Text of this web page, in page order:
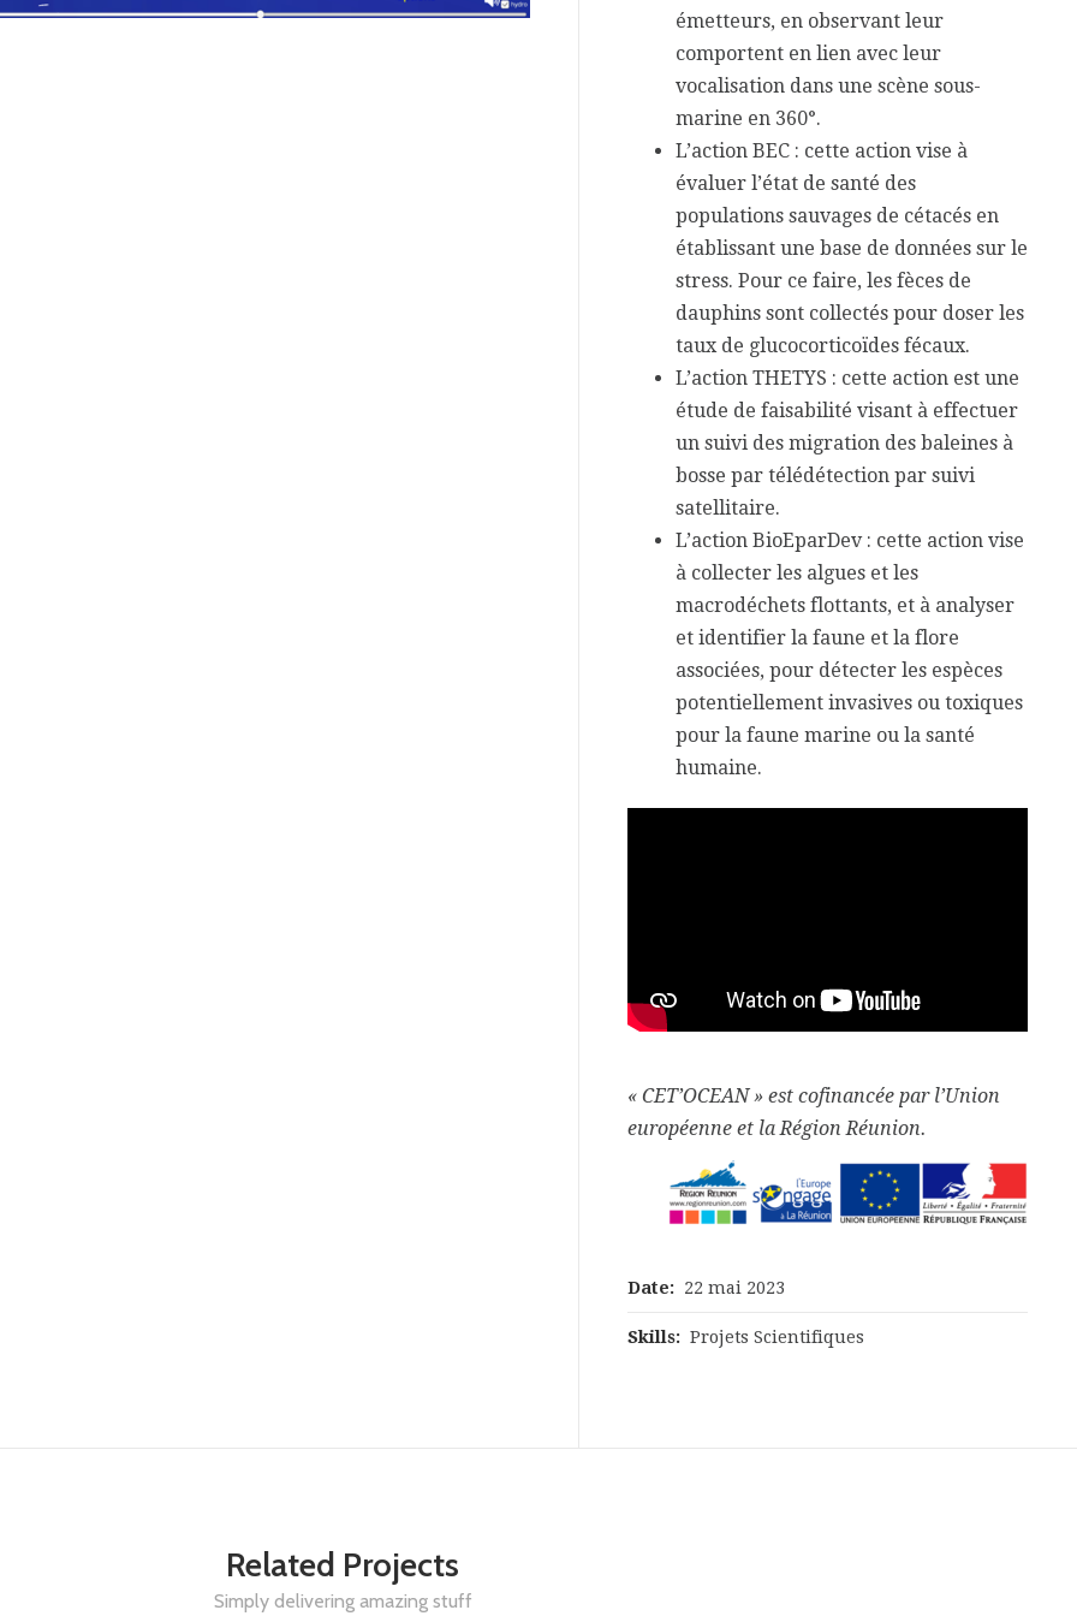
émetteurs, en observant leur
comportent en lien avec leur
vocalisation dans une scène sous-
marine en 360°.
L’action BEC : cette action vise à
évaluer l’état de santé des
populations sauvages de cétacés en
établissant une base de données sur le
stress. Pour ce faire, les fèces de
dauphins sont collectés pour doser les
taux de glucocorticoïdes fécaux.
L’action THETYS : cette action est une
étude de faisabilité visant à effectuer
un suivi des migration des baleines à
bosse par télédétection par suivi
satellitaire.
L’action BioEparDev : cette action vise
à collecter les algues et les
macrodéchets flottants, et à analyser
et identifier la faune et la flore
associées, pour détecter les espèces
potentiellement invasives ou toxiques
pour la faune marine ou la santé
humaine.
« CET’OCEAN » est cofinancée par l’Union
européenne et la Région Réunion.
Date: 22 mai 2023
Skills: Projets Scientifiques
Related Projects
Simply delivering amazing stuff